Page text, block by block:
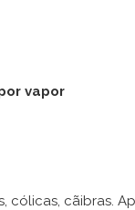
vapor
cólicas, cãibras.